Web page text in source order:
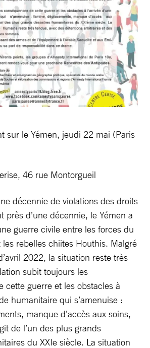
sur le Yémen, jeudi 22 mai (Paris
46 rue Montorgueil
décennie de violations des droits
près d’une décennie, le Yémen a
guerre civile entre les forces du
rebelles chiites Houthis. Malgré
2022, la situation reste très
subit toujours les
cette guerre et les obstacles à
humanitaire qui s’amenuise :
manque d’accès aux soins,
de l’un des plus grands
du XXIe siècle. La situation